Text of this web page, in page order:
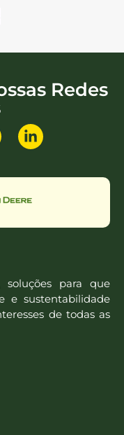
Redes
soluções para que
e sustentabilidade
de todas as